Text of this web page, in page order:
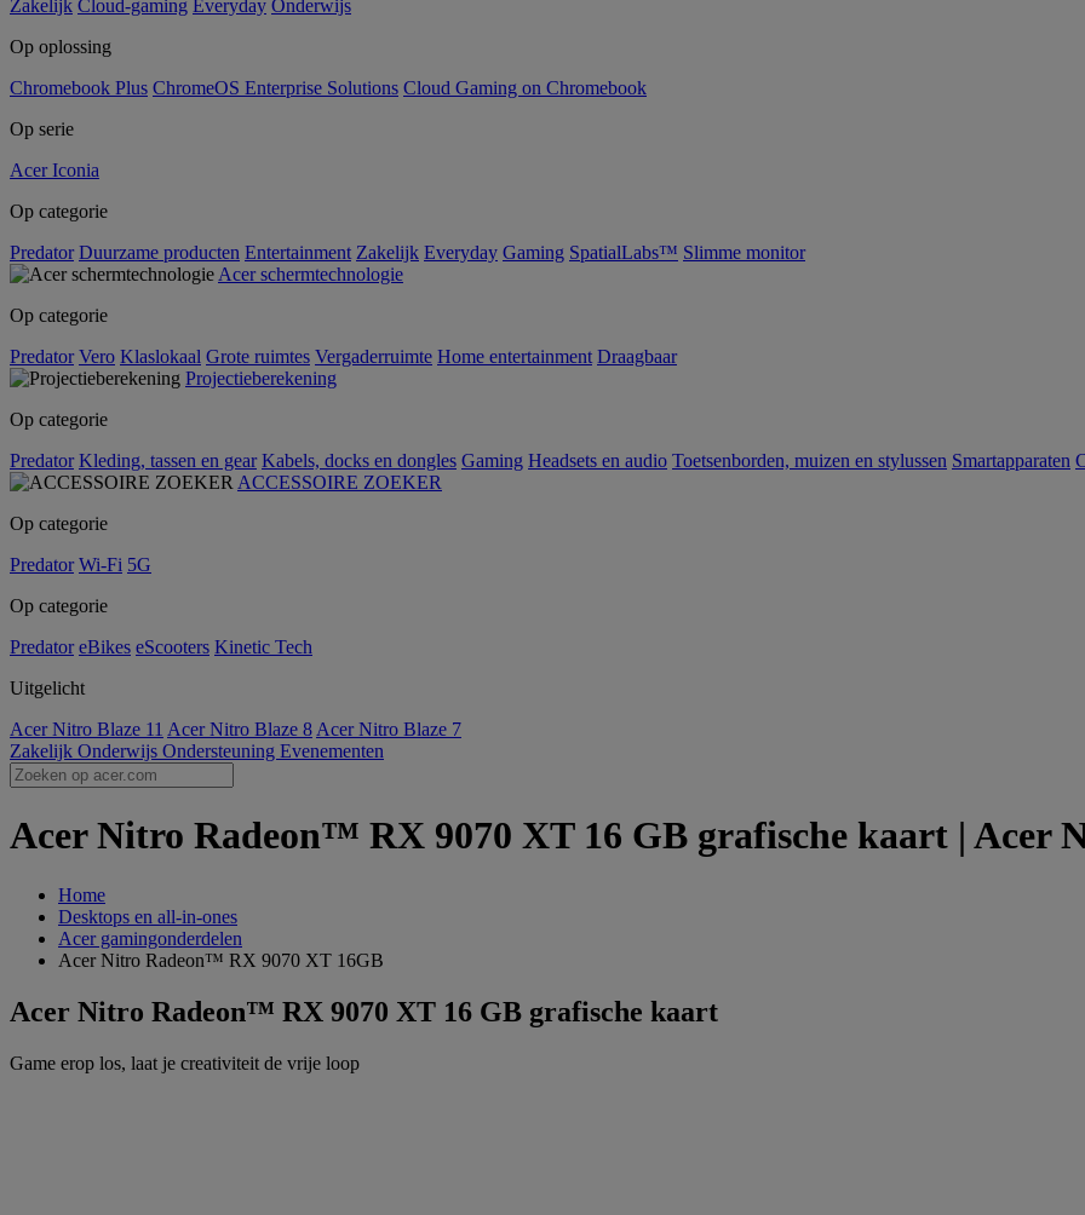
Zakelijk Cloud-gaming Everyday Onderwijs
Op oplossing
Chromebook Plus ChromeOS Enterprise Solutions Cloud Gaming on Chromebook
Op serie
Acer Iconia
Op categorie
Predator Duurzame producten Entertainment Zakelijk Everyday Gaming SpatialLabs™ Slimme monitor
Acer schermtechnologie
Op categorie
Predator Vero Klaslokaal Grote ruimtes Vergaderruimte Home entertainment Draagbaar
Projectieberekening
Op categorie
Predator Kleding, tassen en gear Kabels, docks en dongles Gaming Headsets en audio Toetsenborden, muizen en stylussen Smartapparaten
ACCESSOIRE ZOEKER
Op categorie
Predator Wi-Fi 5G
Op categorie
Predator eBikes eScooters Kinetic Tech
Uitgelicht
Acer Nitro Blaze 11 Acer Nitro Blaze 8 Acer Nitro Blaze 7
Zakelijk Onderwijs Ondersteuning Evenementen
Acer Nitro Radeon™ RX 9070 XT 16 GB grafische kaart | Acer
Home
Desktops en all-in-ones
Acer gamingonderdelen
Acer Nitro Radeon™ RX 9070 XT 16GB
Acer Nitro Radeon™ RX 9070 XT 16 GB grafische kaart
Game erop los, laat je creativiteit de vrije loop